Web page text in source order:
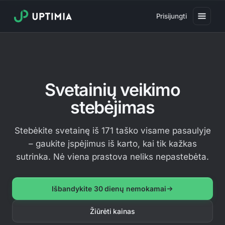
Prisijungti
Svetainių greičio stebėjimas
Real User Monitoring
Svetainių operacijų stebėjimas
SSL sertifikato stebėjimas
Virusų stebėjimas
Viešas būsenos puslapis
Svetainių veikimo
stebėjimas
Stebėkite svetainę iš 171 taško visame pasaulyje
– gaukite įspėjimus iš karto, kai tik kažkas
sutrinka. Nė viena prastova neliks nepastebėta.
Išbandykite 30 dienų nemokamai
Žiūrėti kainas